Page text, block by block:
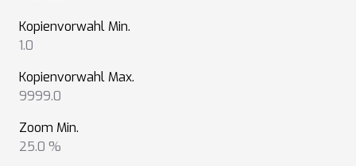
Kopienvorwahl Min.
1.0
Kopienvorwahl Max.
9999.0
Zoom Min.
25.0 %